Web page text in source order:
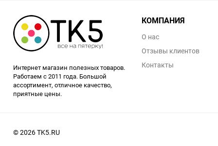
Интернет магазин полезных товаров.
Работаем с 2011 года. Большой
ассортимент, отличное качество,
приятные цены.
КОМПАНИЯ
О нас
Отзывы клиентов
Контакты
© 2026 TK5.RU